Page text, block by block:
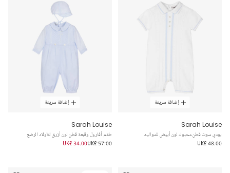
إضافة سريعة
Sarah Louise
بودي سوت قطن محبوك لون أبيض للمواليد
UK£ 48.00
إضافة سريعة
Sarah Louise
طقم أفارول وقبعة قطن لون أزرق للأولاد الرضع
UK£ 57.00
UK£ 34.00